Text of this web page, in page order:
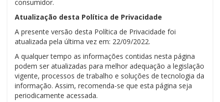
consumidor.
Atualização desta Política de Privacidade
A presente versão desta Política de Privacidade foi
atualizada pela última vez em: 22/09/2022.
A qualquer tempo as informações contidas nesta página
podem ser atualizadas para melhor adequação a legislação
vigente, processos de trabalho e soluções de tecnologia da
informação. Assim, recomenda-se que esta página seja
periodicamente acessada.